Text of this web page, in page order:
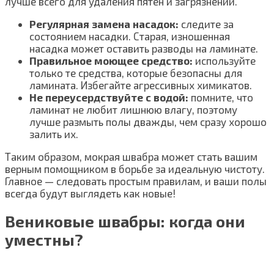
Регулярная замена насадок: следите за
состоянием насадки. Старая, изношенная
насадка может оставить разводы на ламинате.
Правильное моющее средство: используйте
только те средства, которые безопасны для
ламината. Избегайте агрессивных химикатов.
Не переусердствуйте с водой: помните, что
ламинат не любит лишнюю влагу, поэтому
лучше размыть полы дважды, чем сразу хорошо
залить их.
Таким образом, мокрая швабра может стать вашим
верным помощником в борьбе за идеальную чистоту.
Главное — следовать простым правилам, и ваши полы
всегда будут выглядеть как новые!
Вениковые швабры: когда они
уместны?